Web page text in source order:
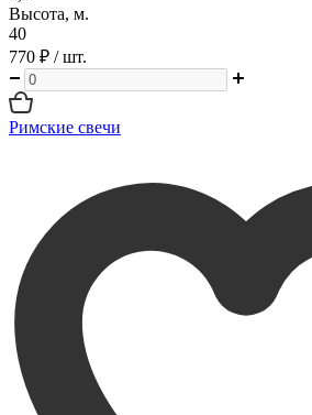
Высота, м.
40
770 ₽ / шт.
Римские свечи